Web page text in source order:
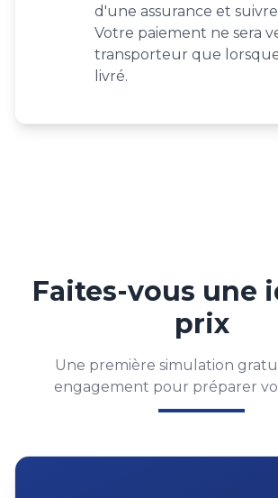
d'une assurance et
Votre paiement ne sera
transporteur que
livré.
Faites-vous une
prix
Une première simulation
engagement pour préparer